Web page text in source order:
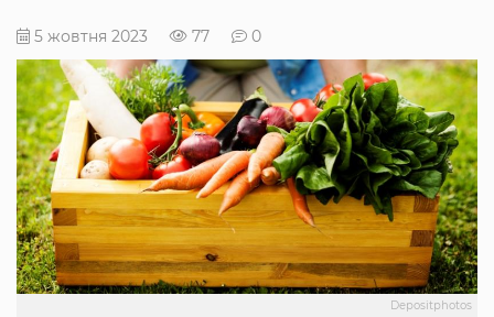
5 жовтня 2023 77 0
Depositphotos